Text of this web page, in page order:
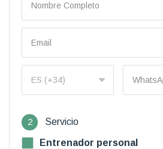
2 Servicio
Entrenador personal